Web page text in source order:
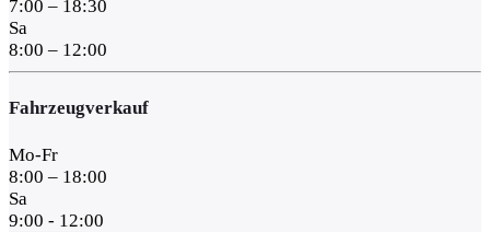
7:00 – 18:30
Sa
8:00 – 12:00
Fahrzeugverkauf
Mo-Fr
8:00 – 18:00
Sa
9:00 - 12:00